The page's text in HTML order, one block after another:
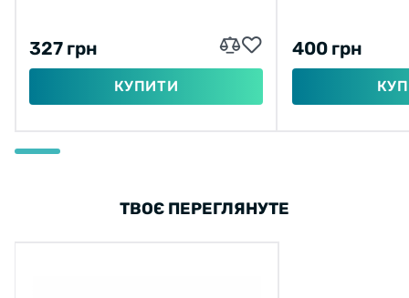
327 грн
КУПИТИ
400 грн
ТВОЄ ПЕРЕГЛЯНУТЕ